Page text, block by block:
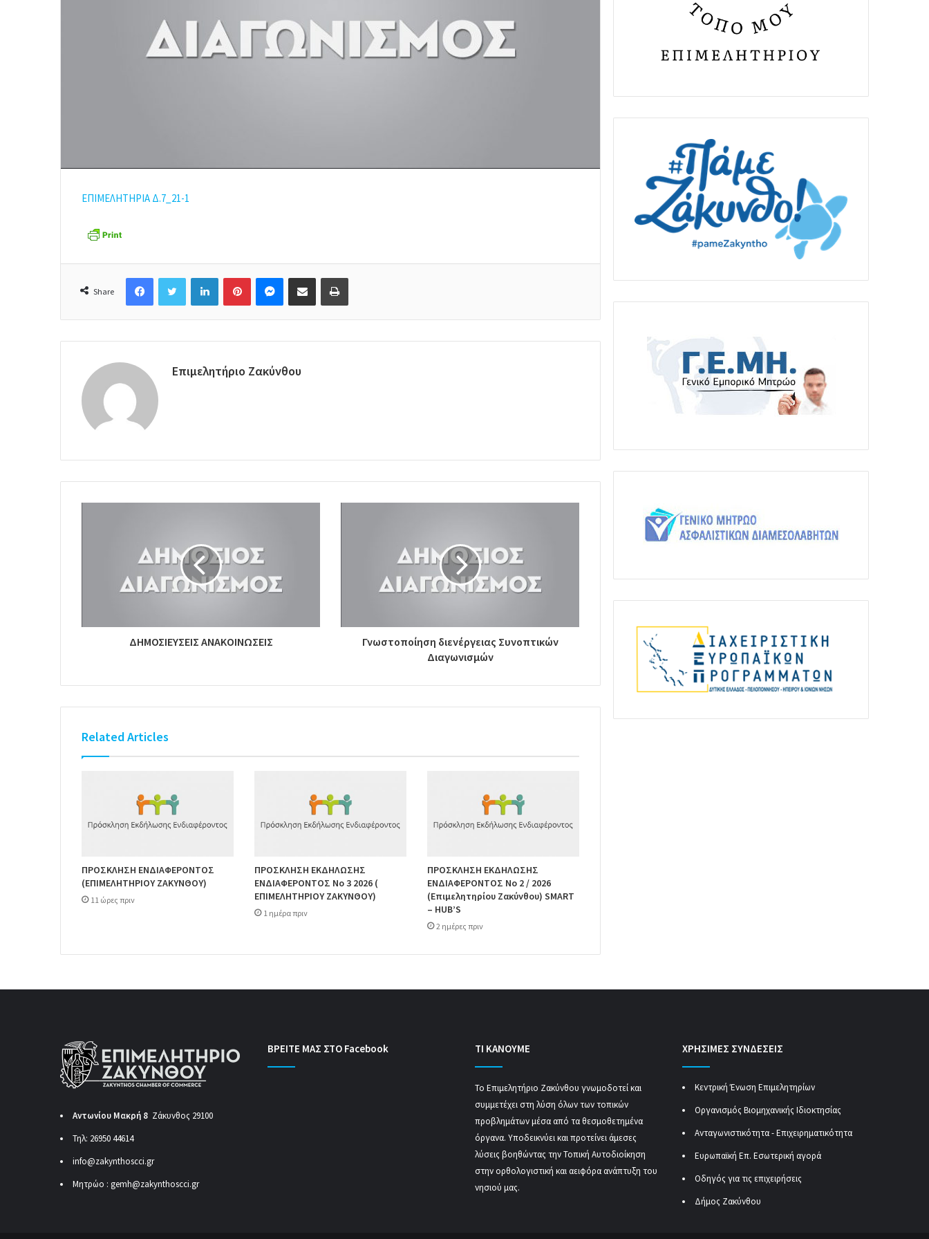
ΕΠΙΜΕΛΗΤΗΡΙΑ Δ.7_21-1
Share
Επιμελητήριο Ζακύνθου
ΔΗΜΟΣΙΕΥΣΕΙΣ ΑΝΑΚΟΙΝΩΣΕΙΣ
Γνωστοποίηση διενέργειας Συνοπτικών
Διαγωνισμών
Related Articles
ΠΡΟΣΚΛΗΣΗ ΕΝΔΙΑΦΕΡΟΝΤΟΣ
(ΕΠΙΜΕΛΗΤΗΡΙΟΥ ΖΑΚΥΝΘΟΥ)
11 ώρες πριν
ΠΡΟΣΚΛΗΣΗ ΕΚΔΗΛΩΣΗΣ
ΕΝΔΙΑΦΕΡΟΝΤΟΣ Νο 3 2026 (
ΕΠΙΜΕΛΗΤΗΡΙΟΥ ΖΑΚΥΝΘΟΥ)
1 ημέρα πριν
ΠΡΟΣΚΛΗΣΗ ΕΚΔΗΛΩΣΗΣ
ΕΝΔΙΑΦΕΡΟΝΤΟΣ Νο 2 / 2026
(Επιμελητηρίου Ζακύνθου) SMART
– HUB’S
2 ημέρες πριν
Αντωνίου Μακρή 8 Ζάκυνθος 29100
Τηλ: 26950 44614
info@zakynthoscci.gr
Μητρώο : gemh@zakynthoscci.gr
ΒΡΕΙΤΕ ΜΑΣ ΣΤΟ Facebook ΤΙ ΚΑΝΟΥΜΕ
Το Επιμελητήριο Ζακύνθου γνωμοδοτεί και
συμμετέχει στη λύση όλων των τοπικών
προβλημάτων μέσα από τα θεσμοθετημένα
όργανα. Υποδεικνύει και προτείνει άμεσες
λύσεις βοηθώντας την Τοπική Αυτοδιοίκηση
στην ορθολογιστική και αειφόρα ανάπτυξη του
νησιού μας.
ΧΡΗΣΙΜΕΣ ΣΥΝΔΕΣΕΙΣ
Κεντρική Ένωση Επιμελητηρίων
Οργανισμός Βιομηχανικής Ιδιοκτησίας
Ανταγωνιστικότητα - Επιχειρηματικότητα
Ευρωπαϊκή Επ. Εσωτερική αγορά
Οδηγός για τις επιχειρήσεις
Δήμος Ζακύνθου